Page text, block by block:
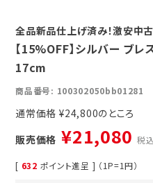
全品新品仕上げ済み！激安中
【15%OFF】シルバー ブ
17cm
商品番号 100302050bb01281
通常価格 ¥24,800
販売価格 ¥21,080 税込
[ 632 ポイント進呈 ] （1P=1円）